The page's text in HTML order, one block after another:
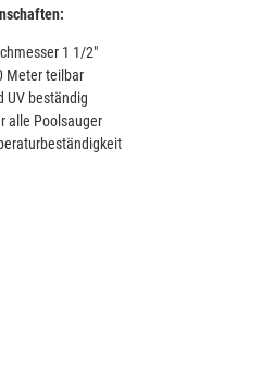
1 1/2"
Meter teilbar
UV beständig
alle Poolsauger